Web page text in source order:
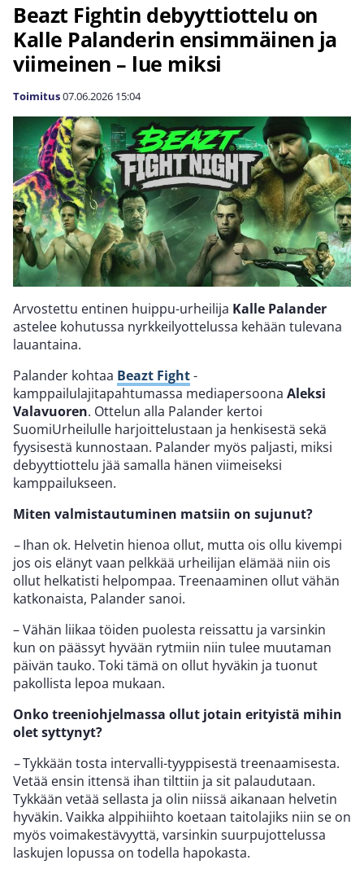
Beazt Fightin debyyttiottelu on
Kalle Palanderin ensimmäinen ja
viimeinen – lue miksi
Toimitus07.06.2026 15:04
Arvostettu entinen huippu-urheilija Kalle Palander
astelee kohutussa nyrkkeilyottelussa kehään tulevana
lauantaina.
Palander kohtaa Beazt Fight-
kamppailulajitapahtumassa mediapersoona Aleksi
Valavuoren. Ottelun alla Palander kertoi
SuomiUrheilulle harjoittelustaan ja henkisestä sekä
fyysisestä kunnostaan. Palander myös paljasti, miksi
debyyttiottelu jää samalla hänen viimeiseksi
kamppailukseen.
Miten valmistautuminen matsiin on sujunut?
–Ihan ok. Helvetin hienoa ollut, mutta ois ollu kivempi
jos ois elänyt vaan pelkkää urheilijan elämää niin ois
ollut helkatisti helpompaa. Treenaaminen ollut vähän
katkonaista, Palander sanoi.
– Vähän liikaa töiden puolesta reissattu ja varsinkin
kun on päässyt hyvään rytmiin niin tulee muutaman
päivän tauko. Toki tämä on ollut hyväkin ja tuonut
pakollista lepoa mukaan.
Onko treeniohjelmassa ollut jotain erityistä mihin
olet syttynyt?
–Tykkään tosta intervalli-tyyppisestä treenaamisesta.
Vetää ensin ittensä ihan tilttiin ja sit palaudutaan.
Tykkään vetää sellasta ja olin niissä aikanaan helvetin
hyväkin. Vaikka alppihiihto koetaan taitolajiks niin se on
myös voimakestävyyttä, varsinkin suurpujottelussa
laskujen lopussa on todella hapokasta.